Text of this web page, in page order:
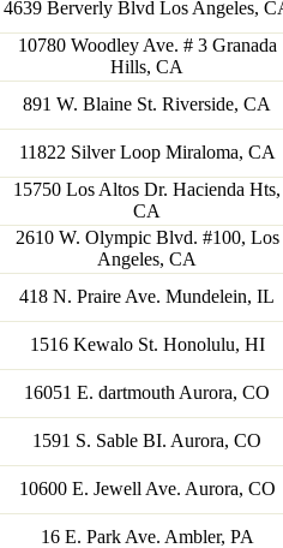
4639 Berverly Blvd Los Angeles,
10780 Woodley Ave. # 3 Granada
Hills, CA
891 W. Blaine St. Riverside, CA
11822 Silver Loop Miraloma, CA
15750 Los Altos Dr. Hacienda Hts,
CA
2610 W. Olympic Blvd. #100, Los
Angeles, CA
418 N. Praire Ave. Mundelein, IL
1516 Kewalo St. Honolulu, HI
16051 E. dartmouth Aurora, CO
1591 S. Sable BI. Aurora, CO
10600 E. Jewell Ave. Aurora, CO
16 E. Park Ave. Ambler, PA